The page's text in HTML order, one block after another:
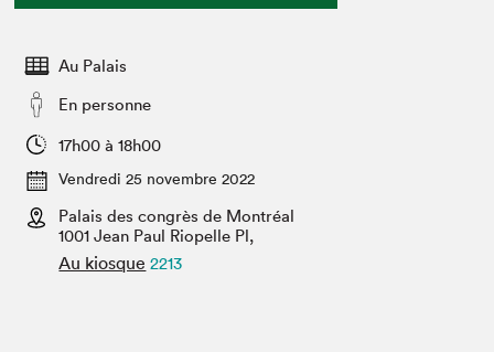
Espace exposant⋅e⋅s
Espace enseignant·e·s
Espace médias
SLM PRO
Salon dans la ville et en ligne
Projets partenaires
Au Palais
En personne
17h00 à 18h00
Vendredi 25 novembre 2022
Palais des congrès de Montréal
1001 Jean Paul Riopelle Pl,
Au kiosque 2213